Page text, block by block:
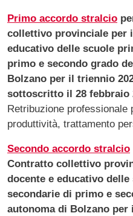
Primo accordo stralcio
collettivo provinciale per
educativo delle scuole
primo e secondo grado
Bolzano per il triennio
sottoscritto il 28 febbraio
Retribuzione professionale
produttività, trattamento
Secondo accordo stralcio
Contratto collettivo
docente e educativo
secondarie di primo e
autonoma di Bolzano per